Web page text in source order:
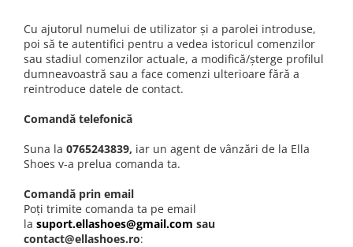
Cu ajutorul numelui de utilizator și a parolei introduse,
poi să te autentifici pentru a vedea istoricul comenzilor
sau stadiul comenzilor actuale, a modifică/șterge profilul
dumneavoastră sau a face comenzi ulterioare fără a
reintroduce datele de contact.
Comandă telefonică
Suna la 0765243839, iar un agent de vânzări de la Ella
Shoes v-a prelua comanda ta.
Comandă prin email
Poți trimite comanda ta pe email
la suport.ellashoes@gmail.com sau
contact@ellashoes.ro: